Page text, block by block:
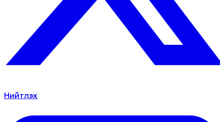
Нийтлэх